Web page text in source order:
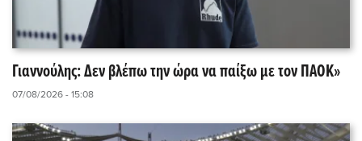
Γιαννούλης: Δεν βλέπω την ώρα να παίξω με τον ΠΑΟΚ»
07/08/2026 - 15:08